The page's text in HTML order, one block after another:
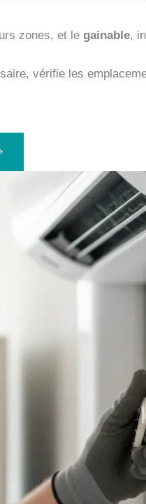
zones, et le gainable,
vérifie les